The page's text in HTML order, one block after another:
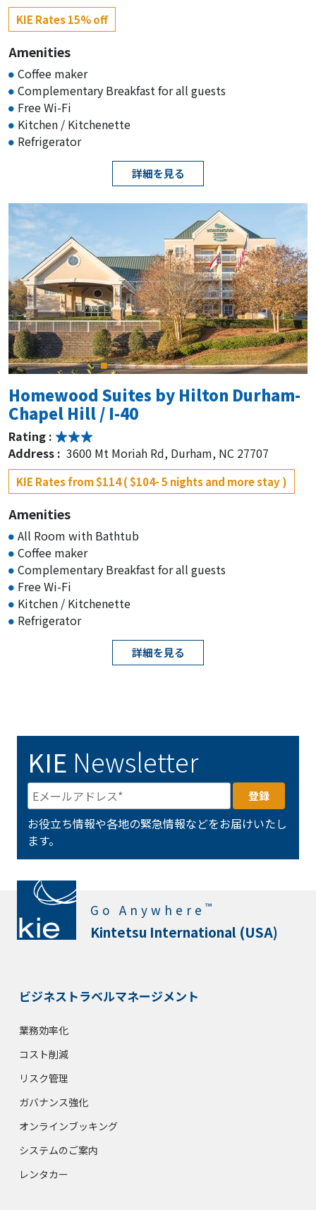
KIE Rates 15% off
Amenities
Coffee maker
Complementary Breakfast for all guests
Free Wi-Fi
Kitchen / Kitchenette
Refrigerator
詳細を見る
Homewood Suites by Hilton Durham-
Chapel Hill / I-40
Rating :
Address : 3600 Mt Moriah Rd, Durham, NC 27707
KIE Rates from $114 ( $104- 5 nights and more stay )
Amenities
All Room with Bathtub
Coffee maker
Complementary Breakfast for all guests
Free Wi-Fi
Kitchen / Kitchenette
Refrigerator
詳細を見る
KIE Newsletter
お役立ち情報や各地の緊急情報などをお届けいたし
ます。
Go Anywhere ™
Kintetsu International (USA)
ビジネストラベルマネージメント
業務効率化
コスト削減
リスク管理
ガバナンス強化
オンラインブッキング
システムのご案内
レンタカー